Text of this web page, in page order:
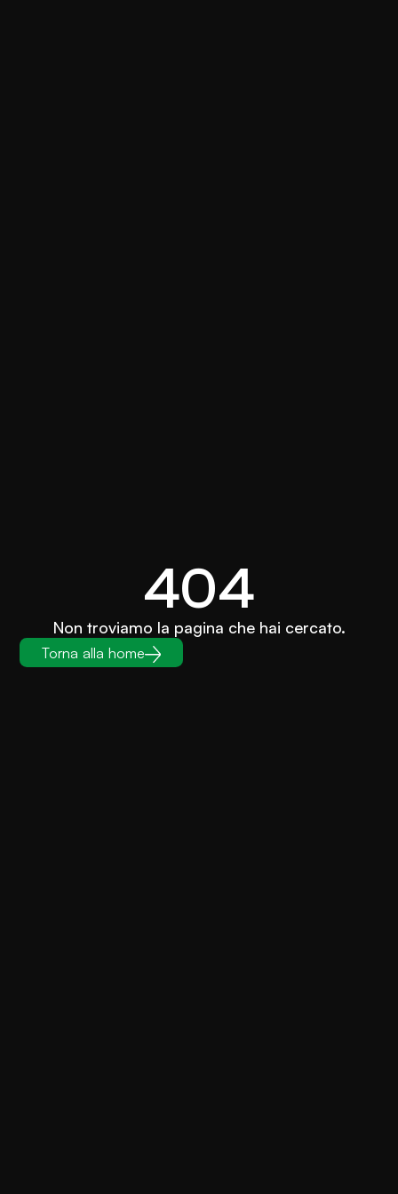
404
Non troviamo la pagina che hai cercato.
Torna alla home